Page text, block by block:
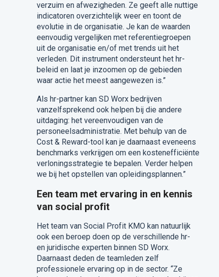
verzuim en afwezigheden. Ze geeft alle nuttige
indicatoren overzichtelijk weer en toont de
evolutie in de organisatie. Je kan de waarden
eenvoudig vergelijken met referentiegroepen
uit de organisatie en/of met trends uit het
verleden. Dit instrument ondersteunt het hr-
beleid en laat je inzoomen op de gebieden
waar actie het meest aangewezen is.”
Als hr-partner kan SD Worx bedrijven
vanzelfsprekend ook helpen bij die andere
uitdaging: het vereenvoudigen van de
personeelsadministratie. Met behulp van de
Cost & Reward-tool kan je daarnaast eveneens
benchmarks verkrijgen om een kostenefficiënte
verloningsstrategie te bepalen. Verder helpen
we bij het opstellen van opleidingsplannen.”
Een team met ervaring in en kennis
van social profit
Het team van Social Profit KMO kan natuurlijk
ook een beroep doen op de verschillende hr-
en juridische experten binnen SD Worx.
Daarnaast deden de teamleden zelf
professionele ervaring op in de sector. “Ze